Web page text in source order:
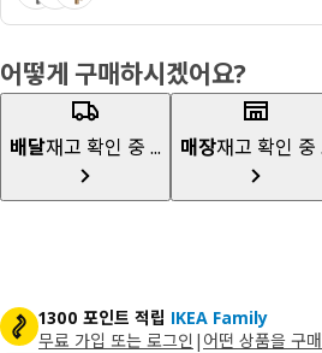
어떻게 구매하시겠어요?
배달재고 확인 중 ... 매장재고 확인 중
1300 포인트 적립 IKEA Family
무료 가입 또는 로그인 | 어떤 상품을 구